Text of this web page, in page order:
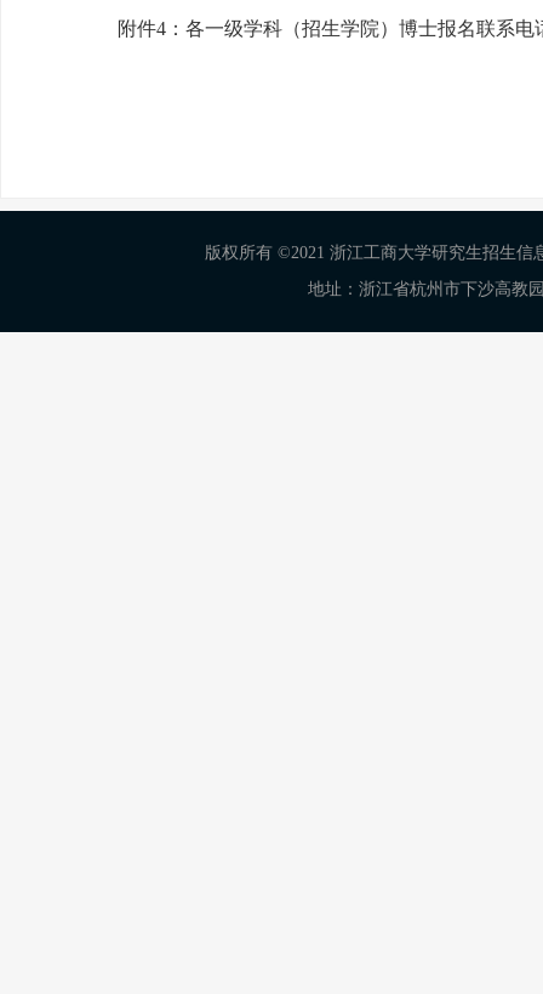
附件4：各一级学科（招生学院）博士报名联系
版权所有 ©2021 浙江工商大学研究生招生信
地址：浙江省杭州市下沙高教